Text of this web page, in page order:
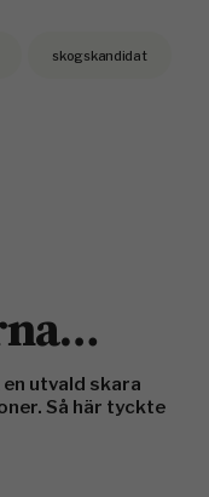
skogskandidat
utvald skara
Så här tyckte